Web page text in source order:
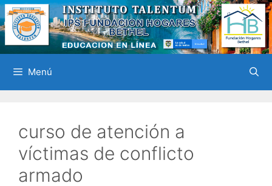
Saltar
al
contenido
Menú
curso de atención a
víctimas de conflicto
armado